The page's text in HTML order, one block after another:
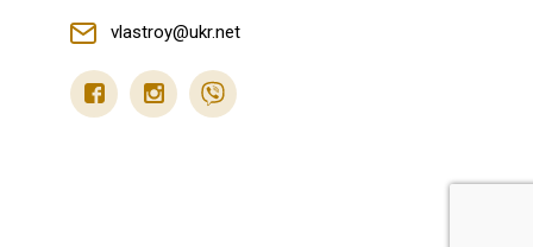
vlastroy@ukr.net